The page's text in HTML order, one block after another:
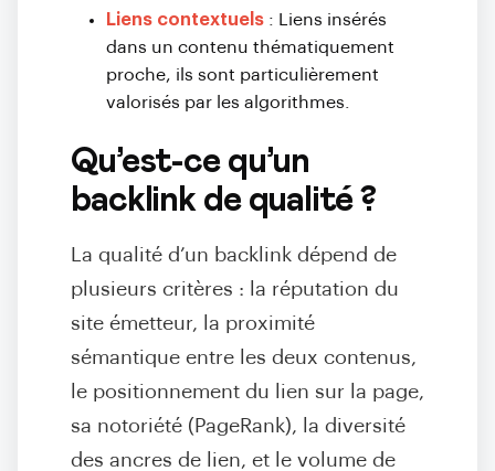
Liens contextuels : Liens insérés
dans un contenu thématiquement
proche, ils sont particulièrement
valorisés par les algorithmes.
Qu’est-ce qu’un
backlink de qualité ?
La qualité d’un backlink dépend de
plusieurs critères : la réputation du
site émetteur, la proximité
sémantique entre les deux contenus,
le positionnement du lien sur la page,
sa notoriété (PageRank), la diversité
des ancres de lien, et le volume de